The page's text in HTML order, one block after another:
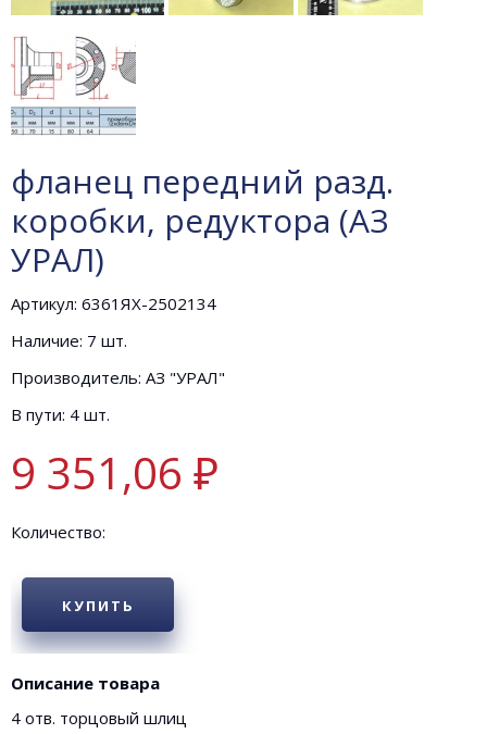
фланец передний разд.
коробки, редуктора (АЗ
УРАЛ)
Артикул: 6361ЯХ-2502134
Наличие: 7 шт.
Производитель: АЗ "УРАЛ"
В пути: 4 шт.
9 351,06 ₽
Количество:
КУПИТЬ
Описание товара
4 отв. торцовый шлиц